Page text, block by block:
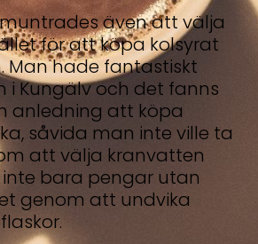
även att välja
för att köpa kolsyrat
Man hade fantastiskt
i Kungälv och det fanns
anledning att köpa
såvida man inte ville ta
att välja kranvatten
bara pengar utan
genom att undvika